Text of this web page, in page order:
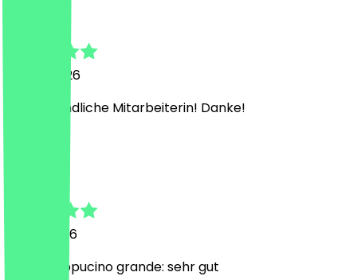
28. Juli 2026
Sehr freundliche Mitarbeiterin! Danke!
15. Juli 2026
2 für 1 Cappucino grande: sehr gut